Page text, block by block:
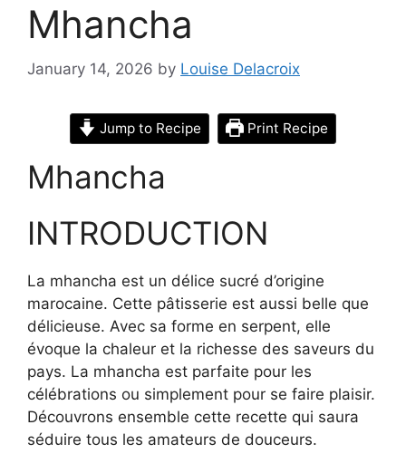
Mhancha
January 14, 2026 by Louise Delacroix
Jump to Recipe Print Recipe
Mhancha
INTRODUCTION
La mhancha est un délice sucré d’origine
marocaine. Cette pâtisserie est aussi belle que
délicieuse. Avec sa forme en serpent, elle
évoque la chaleur et la richesse des saveurs du
pays. La mhancha est parfaite pour les
célébrations ou simplement pour se faire plaisir.
Découvrons ensemble cette recette qui saura
séduire tous les amateurs de douceurs.